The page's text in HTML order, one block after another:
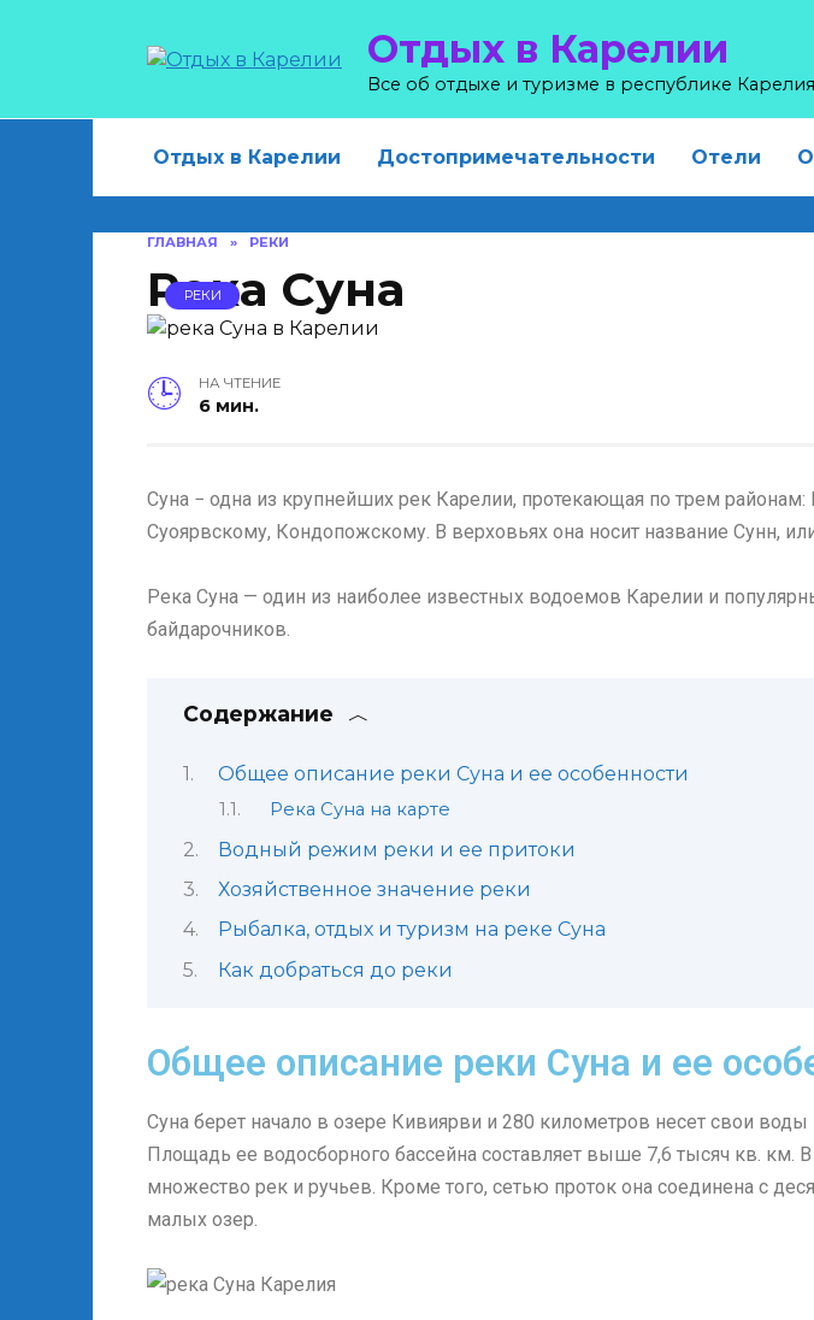
Отдых в Карелии
Все об отдыхе и туризме в республике Карелия
Отдых в Карелии Достопримечательности Отели
ГЛАВНАЯ » РЕКИ
Река Суна
РЕКИ
НА ЧТЕНИЕ
6 мин.
Суна − одна из крупнейших рек Карелии, протекающая по трем районам:
Суоярвскому, Кондопожскому. В верховьях она носит название Сунн,
Река Суна — один из наиболее известных водоемов Карелии и
байдарочников.
Содержание
Общее описание реки Суна и ее особенности
Река Суна на карте
Водный режим реки и ее притоки
Хозяйственное значение реки
Рыбалка, отдых и туризм на реке Суна
Как добраться до реки
Общее описание реки Суна и ее
Суна берет начало в озере Кивиярви и 280 километров несет свои
Площадь ее водосборного бассейна составляет выше 7,6 тысяч кв. км.
множество рек и ручьев. Кроме того, сетью проток она соединена с
малых озер.